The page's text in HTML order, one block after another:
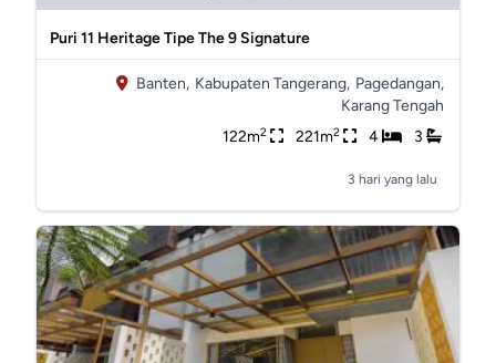
Puri 11 Heritage Tipe The 9 Signature
Banten, Kabupaten Tangerang, Pagedangan,
Karang Tengah
122m2 221m2 4 3
3 hari yang lalu